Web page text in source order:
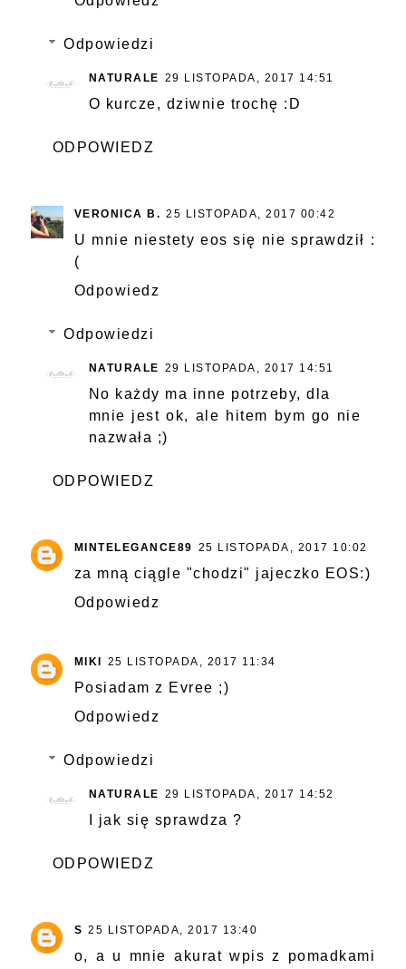
Odpowiedzi
NATURALE 29 LISTOPADA, 2017 14:51
O kurcze, dziwnie trochę :D
ODPOWIEDZ
VERONICA B. 25 LISTOPADA, 2017 00:42
U mnie niestety eos się nie sprawdził :
(
Odpowiedz
Odpowiedzi
NATURALE 29 LISTOPADA, 2017 14:51
No każdy ma inne potrzeby, dla
mnie jest ok, ale hitem bym go nie
nazwała ;)
ODPOWIEDZ
MINTELEGANCE89 25 LISTOPADA, 2017 10:02
za mną ciągle "chodzi" jajeczko EOS:)
Odpowiedz
MIKI 25 LISTOPADA, 2017 11:34
Posiadam z Evree ;)
Odpowiedz
Odpowiedzi
NATURALE 29 LISTOPADA, 2017 14:52
I jak się sprawdza ?
ODPOWIEDZ
S 25 LISTOPADA, 2017 13:40
o, a u mnie akurat wpis z pomadkami